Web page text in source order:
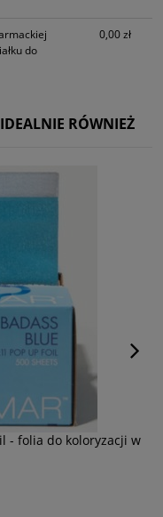
do
0,00 zł
RÓWNIEŻ
- folia do koloryzacji w